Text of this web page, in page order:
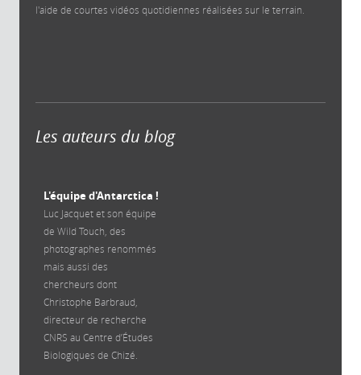
l'aide de courtes vidéos quotidiennes réalisées sur le terrain.
Les auteurs du blog
L'équipe d'Antarctica !
Luc Jacquet et son équipe
de Wild Touch, des
photographes renommés
mais aussi des
chercheurs dont
Christophe Barbraud,
directeur de recherche
CNRS au Centre d’Études
Biologiques de Chizé.